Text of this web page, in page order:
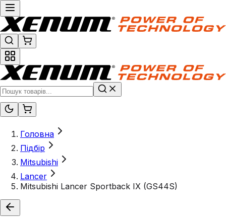
Головна
Підбір
Mitsubishi
Lancer
Mitsubishi Lancer Sportback IX (GS44S)